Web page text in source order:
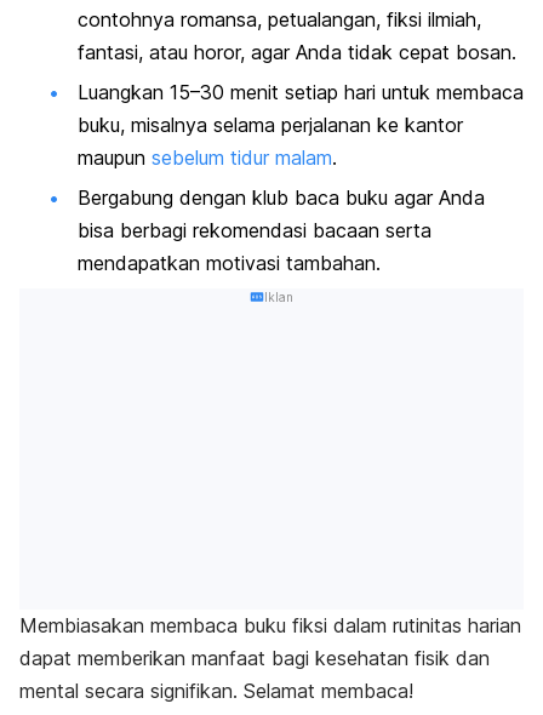
contohnya romansa, petualangan, fiksi ilmiah,
fantasi, atau horor, agar Anda tidak cepat bosan.
Luangkan 15–30 menit setiap hari untuk membaca
buku, misalnya selama perjalanan ke kantor
maupun sebelum tidur malam.
Bergabung dengan klub baca buku agar Anda
bisa berbagi rekomendasi bacaan serta
mendapatkan motivasi tambahan.
Iklan
Membiasakan membaca buku fiksi dalam rutinitas harian
dapat memberikan manfaat bagi kesehatan fisik dan
mental secara signifikan. Selamat membaca!